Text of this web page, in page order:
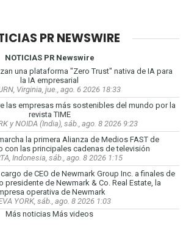
PR NEWSWIRE
NOTICIAS PR Newswire
una plataforma "Zero Trust" nativa de IA para
la IA empresarial
Virginia, jue., ago. 6 2026 18:33
las empresas más sostenibles del mundo por la
revista TIME
y NOIDA (India), sáb., ago. 8 2026 9:23
la primera Alianza de Medios FAST de
con las principales cadenas de televisión
Indonesia, sáb., ago. 8 2026 1:15
de CEO de Newmark Group Inc. a finales de
presidente de Newmark & Co. Real Estate, la
operativa de Newmark
YORK, sáb., ago. 8 2026 1:03
Más noticias Más videos